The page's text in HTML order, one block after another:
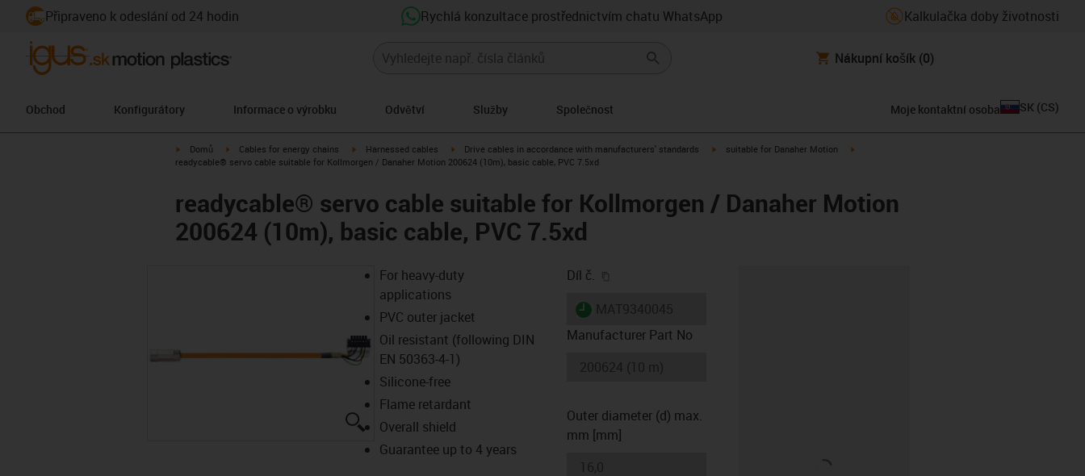
Připraveno k odeslání od 24 hodin Rychlá konzultace prostřednictvím chatu WhatsApp Kalkulačka doby životnosti
Nákupní košík (0)
Obchod Konfigurátory Informace o výrobku Odvětví Služby Společnost Moje kontaktní osoba SK (CS)
igus-icon-arrow-right
Domů igus-icon-arrow-right
Cables for energy chains igus-icon-arrow-right
Harnessed cables igus-icon-arrow-right
Drive cables in accordance with manufacturers' standards igus-icon-arrow-right
suitable for Danaher Motion
readycable® servo cable suitable for Kollmorgen / Danaher Motion 200624 (10m), basic cable, PVC 7.5xd
readycable® servo cable suitable for Kollmorgen / Danaher Motion
200624 (10m), basic cable, PVC 7.5xd
igus-icon-lupe
For heavy-duty
applications
PVC outer jacket
Oil resistant (following DIN
EN 50363-4-1)
Silicone-free
Flame retardant
Overall shield
Guarantee up to 4 years
Díl č.
igus-icon-lieferzeit
Manufacturer Part No
Outer diameter (d) max.
mm [mm]